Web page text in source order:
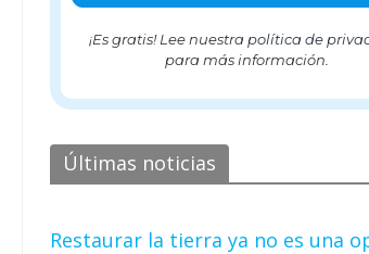
¡Es gratis! Lee nuestra política de
para más información.
Últimas noticias
Restaurar la tierra ya no es una